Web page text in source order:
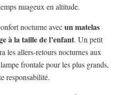
nuageux en altitude.
nocturne avecun matelas
à la taille de l’enfant. Un petit
les allers-retours nocturnes aux
frontale pour les plus grands,
responsabilité.